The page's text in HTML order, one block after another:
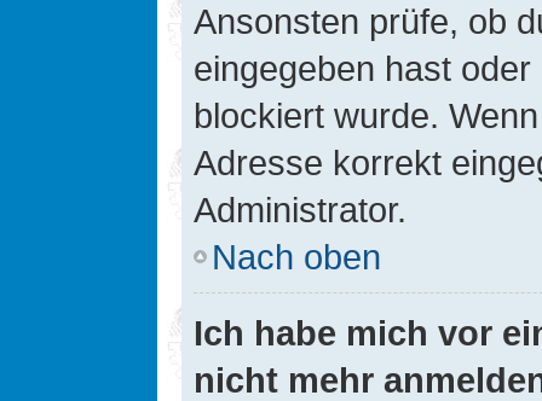
Ansonsten prüfe, ob
eingegeben hast
blockiert wurde.
Adresse korrekt
Administrator.
Nach oben
Ich habe mich vor
nicht mehr